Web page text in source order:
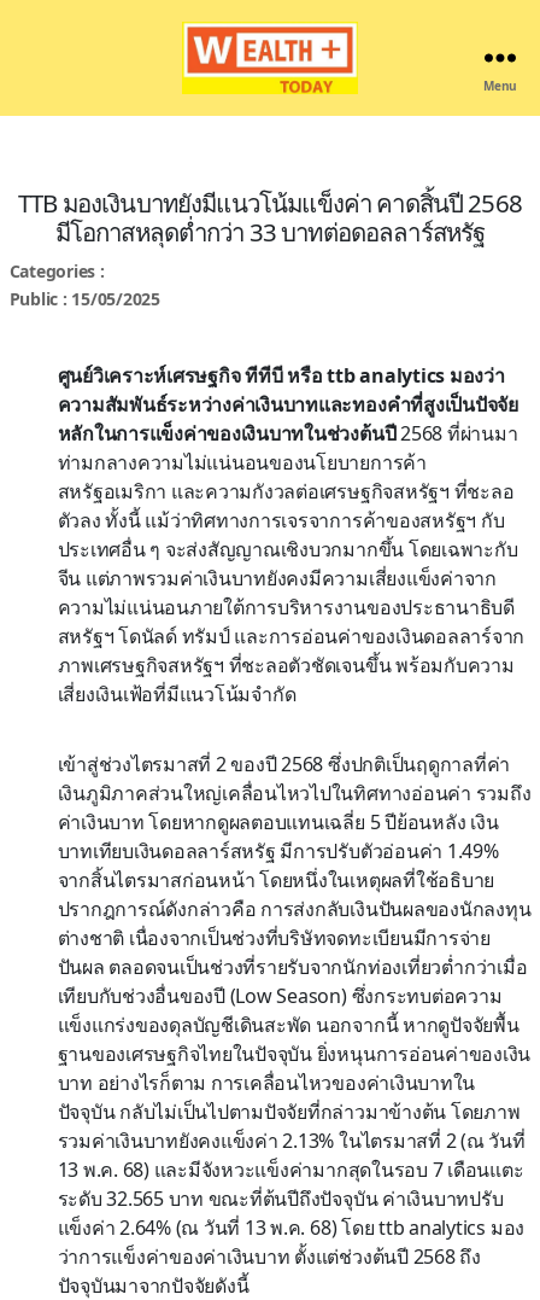
Menu
TTB มองเงินบาทยังมีแนวโน้มแข็งค่า คาดสิ้นปี 2568
มีโอกาสหลุดต่ำกว่า 33 บาทต่อดอลลาร์สหรัฐ
Categories :
Public : 15/05/2025
ศูนย์วิเคราะห์เศรษฐกิจ ทีทีบี หรือ ttb analytics มองว่า
ความสัมพันธ์ระหว่างค่าเงินบาทและทองคำที่สูงเป็นปัจจัย
หลักในการแข็งค่าของเงินบาทในช่วงต้นปี2568 ที่ผ่านมา
ท่ามกลางความไม่แน่นอนของนโยบายการค้า
สหรัฐอเมริกา และความกังวลต่อเศรษฐกิจสหรัฐฯ ที่ชะลอ
ตัวลง ทั้งนี้ แม้ว่าทิศทางการเจรจาการค้าของสหรัฐฯ กับ
ประเทศอื่น ๆ จะส่งสัญญาณเชิงบวกมากขึ้น โดยเฉพาะกับ
จีน แต่ภาพรวมค่าเงินบาทยังคงมีความเสี่ยงแข็งค่าจาก
ความไม่แน่นอนภายใต้การบริหารงานของประธานาธิบดี
สหรัฐฯ โดนัลด์ ทรัมป์ และการอ่อนค่าของเงินดอลลาร์จาก
ภาพเศรษฐกิจสหรัฐฯ ที่ชะลอตัวชัดเจนขึ้น พร้อมกับความ
เสี่ยงเงินเฟ้อที่มีแนวโน้มจำกัด
เข้าสู่ช่วงไตรมาสที่ 2 ของปี 2568 ซึ่งปกติเป็นฤดูกาลที่ค่า
เงินภูมิภาคส่วนใหญ่เคลื่อนไหวไปในทิศทางอ่อนค่า รวมถึง
ค่าเงินบาท โดยหากดูผลตอบแทนเฉลี่ย 5 ปีย้อนหลัง เงิน
บาทเทียบเงินดอลลาร์สหรัฐ มีการปรับตัวอ่อนค่า 1.49%
จากสิ้นไตรมาสก่อนหน้า โดยหนึ่งในเหตุผลที่ใช้อธิบาย
ปรากฎการณ์ดังกล่าวคือ การส่งกลับเงินปันผลของนักลงทุน
ต่างชาติ เนื่องจากเป็นช่วงที่บริษัทจดทะเบียนมีการจ่าย
ปันผล ตลอดจนเป็นช่วงที่รายรับจากนักท่องเที่ยวต่ำกว่าเมื่อ
เทียบกับช่วงอื่นของปี (Low Season) ซึ่งกระทบต่อความ
แข็งแกร่งของดุลบัญชีเดินสะพัด นอกจากนี้ หากดูปัจจัยพื้น
ฐานของเศรษฐกิจไทยในปัจจุบัน ยิ่งหนุนการอ่อนค่าของเงิน
บาท อย่างไรก็ตาม การเคลื่อนไหวของค่าเงินบาทใน
ปัจจุบัน กลับไม่เป็นไปตามปัจจัยที่กล่าวมาข้างต้น โดยภาพ
รวมค่าเงินบาทยังคงแข็งค่า 2.13% ในไตรมาสที่ 2 (ณ วันที่
13 พ.ค. 68) และมีจังหวะแข็งค่ามากสุดในรอบ 7 เดือนแตะ
ระดับ 32.565 บาท ขณะที่ต้นปีถึงปัจจุบัน ค่าเงินบาทปรับ
แข็งค่า 2.64% (ณ วันที่ 13 พ.ค. 68) โดย ttb analytics มอง
ว่าการแข็งค่าของค่าเงินบาท ตั้งแต่ช่วงต้นปี 2568 ถึง
ปัจจุบันมาจากปัจจัยดังนี้